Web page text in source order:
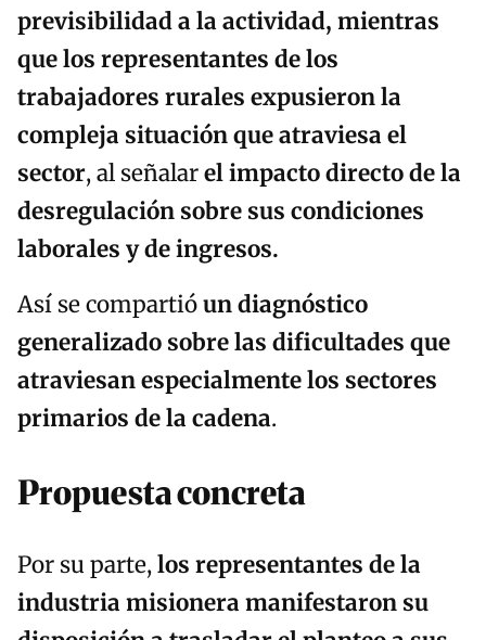
previsibilidad a la actividad, mientras
que los representantes de los
trabajadores rurales expusieron la
compleja situación que atraviesa el
sector, al señalarel impacto directo de la
desregulación sobre sus condiciones
laborales y de ingresos.
Así se compartióun diagnóstico
generalizado sobre las dificultades que
atraviesan especialmente los sectores
primarios de la cadena.
Propuesta concreta
Por su parte,los representantes de la
industria misionera manifestaron su